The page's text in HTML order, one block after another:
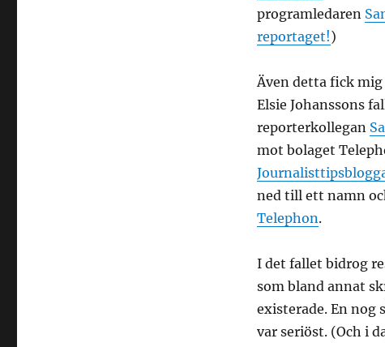
programledaren
reportaget!)
Även detta fick
Elsie Johanssons
reporterkollegan
mot bolaget
ned till ett namn
Telephon.
I det fallet bidrog
som bland annat
existerade. En nog
var seriöst. (Och i